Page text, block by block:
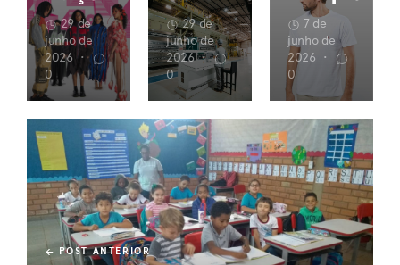
29 de
junho de
2026 •
0
29 de
junho de
2026 •
0
7 de
junho de
2026 •
0
POST ANTERIOR